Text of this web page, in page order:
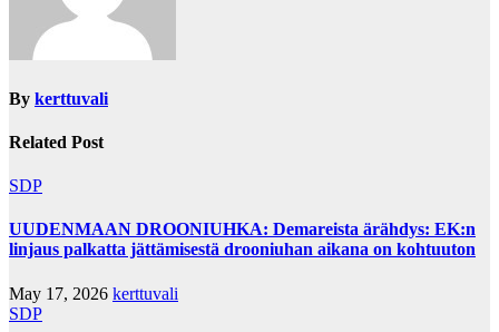
By kerttuvali
Related Post
SDP
UUDENMAAN DROONIUHKA: Demareista ärähdys: EK:n
linjaus palkatta jättämisestä drooniuhan aikana on kohtuuton
May 17, 2026 kerttuvali
SDP